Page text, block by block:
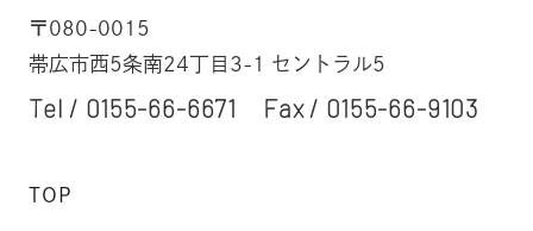
〒080-0015
帯広市西5条南24丁目3-1 セントラル5
Tel / 0155-66-6671 Fax / 0155-66-9103
TOP